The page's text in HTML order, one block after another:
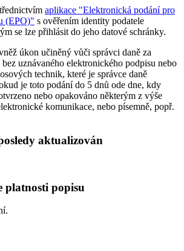
aplikace "Elektronická podání pro
(EPO)" s ověřením identity podatele
se lze přihlásit do jeho datové schránky.
úkon učiněný vůči správci daně za
uznávaného elektronického podpisu nebo
technik, které je správce daně
je toto podání do 5 dnů ode dne, kdy
nebo opakováno některým z výše
komunikace, nebo písemně, popř.
aktualizován
platnosti popisu